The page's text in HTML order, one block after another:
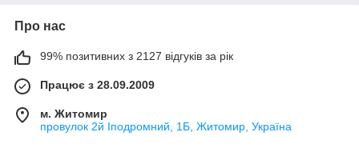
Про нас
99% позитивних з 2127 відгуків за рік
Працює з 28.09.2009
м. Житомир
провулок 2й Іподромний, 1Б, Житомир, Україна